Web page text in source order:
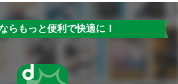
らもっと便利で快適に！